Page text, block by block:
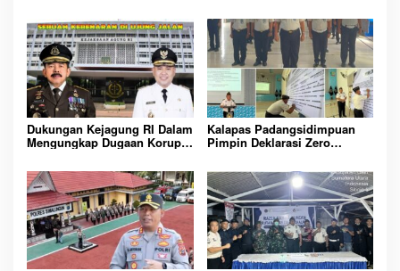
Rutan Kelas IIB Sipirok KOMITMEN CIPTAKAN
LINGKUNGAN
PEMASYARAKATAN YANG
AMAN
Dukungan Kejagung RI Dalam
Mengungkap Dugaan Korupsi
Ketua AMPK : Segera Periksa
Dan Tangkap!
Kalapas Padangsidimpuan
Pimpin Deklarasi Zero
Lingkungan Lapas
Padangsidimpuan